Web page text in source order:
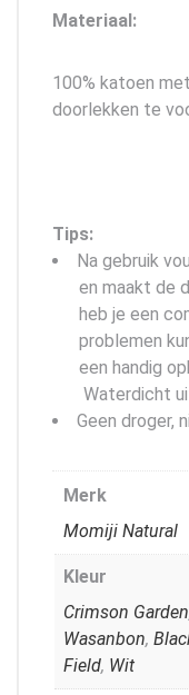
Materiaal:
100% katoen
doorlekken te
Tips:
Na gebruik
en maakt de
heb je een
problemen
een handig
Waterdicht
Geen droger,
Merk
Momiji Natural
Kleur
Crimson Garden
Wasanbon,
Field, Wit